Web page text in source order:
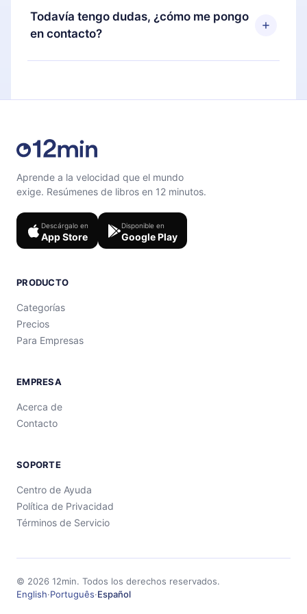
También puedes leer o escuchar tus títulos
favoritos sin conexión y desafiarte con un
puedes cancelar en cualquier momento y el
próximo ciclo de facturación no ocurrirá.
Todavía tengo dudas, ¿cómo me pongo
en contacto?
Siéntete libre de contactarnos en
Aprende a la velocidad que el mundo
exige. Resúmenes de libros en 12 minutos.
Descárgalo en
App Store
Disponible en
Google Play
PRODUCTO
Categorías
Precios
Para Empresas
EMPRESA
Acerca de
Contacto
SOPORTE
Centro de Ayuda
Política de Privacidad
Términos de Servicio
© 2026 12min. Todos los derechos reservados.
English·Português·Español